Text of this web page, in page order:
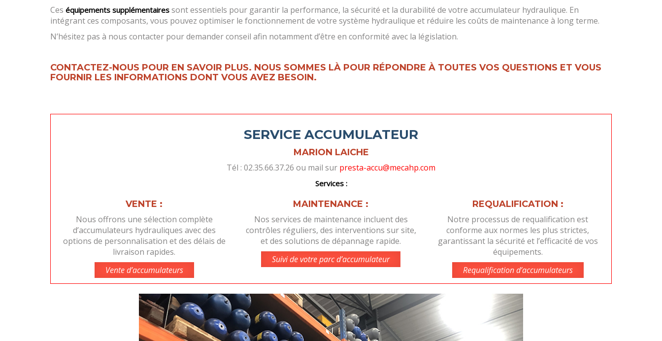
Ces équipements supplémentaires sont essentiels pour garantir la performance, la sécurité et la durabilité de votre accumulateur hydraulique. En
intégrant ces composants, vous pouvez optimiser le fonctionnement de votre système hydraulique et réduire les coûts de maintenance à long terme.
N’hésitez pas à nous contacter pour demander conseil afin notamment d’être en conformité avec la législation.
CONTACTEZ-NOUS POUR EN SAVOIR PLUS. NOUS SOMMES LÀ POUR RÉPONDRE À TOUTES VOS QUESTIONS ET VOUS
FOURNIR LES INFORMATIONS DONT VOUS AVEZ BESOIN.
SERVICE ACCUMULATEUR
MARION LAICHE
Tél : 02.35.66.37.26 ou mail sur presta-accu@mecahp.com
Services :
VENTE :
Nous offrons une sélection complète
d’accumulateurs hydrauliques avec des
options de personnalisation et des délais de
livraison rapides.
Vente d’accumulateurs
MAINTENANCE :
Nos services de maintenance incluent des
contrôles réguliers, des interventions sur site,
et des solutions de dépannage rapide.
Suivi de votre parc d’accumulateur
REQUALIFICATION :
Notre processus de requalification est
conforme aux normes les plus strictes,
garantissant la sécurité et l’efficacité de vos
équipements.
Requalification d’accumulateurs